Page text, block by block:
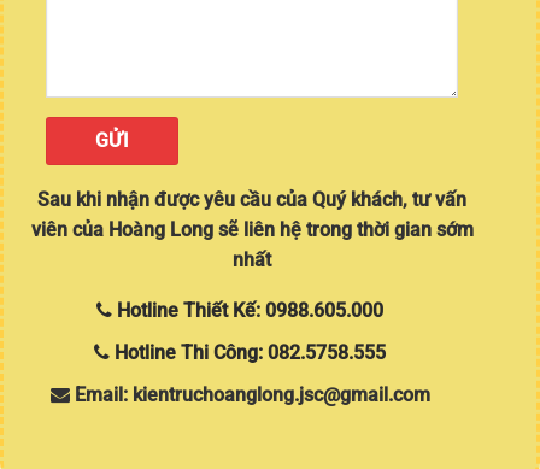
Sau khi nhận được yêu cầu của Quý khách, tư vấn
viên của Hoàng Long sẽ liên hệ trong thời gian sớm
nhất
Hotline Thiết Kế: 0988.605.000
Hotline Thi Công: 082.5758.555
Email: kientruchoanglong.jsc@gmail.com